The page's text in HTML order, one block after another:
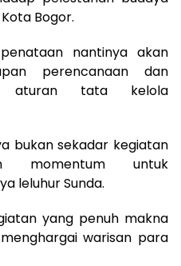
Bogor.
nantinya akan
perencanaan dan
aturan tata kelola
bukan sekadar kegiatan
momentum untuk
leluhur Sunda.
yang penuh makna
warisan para